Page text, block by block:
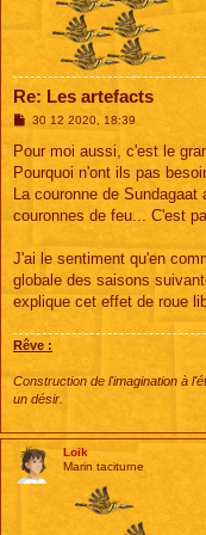
Re: Les artefacts
M
s
a
g
30 12 2020, 18:39
Pour moi aussi, c'est le
Pourquoi n'ont ils pas
La couronne de
couronnes de feu... C'est
J'ai le sentiment qu'en
globale des saisons
explique cet effet de roue
Rêve :
Construction de l'imagination à
un désir.
Loik
Marin taciturne